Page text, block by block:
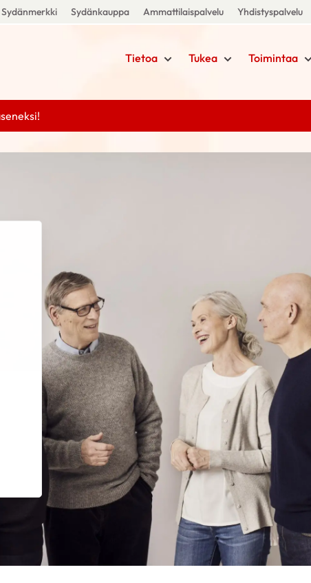
Sydänmerkki Sydänkauppa Ammattilaispalvelu Yhdistyspalvelu
Tietoa Tukea Toimintaa